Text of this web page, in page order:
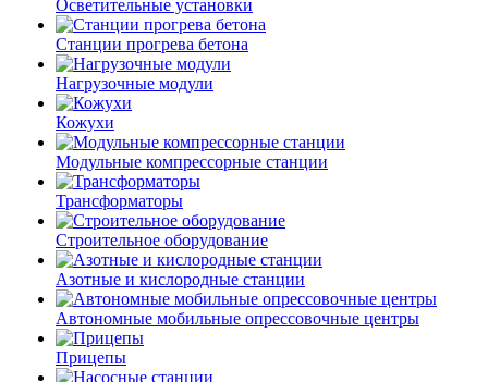
Осветительные установки
Станции прогрева бетона
Нагрузочные модули
Кожухи
Модульные компрессорные станции
Трансформаторы
Строительное оборудование
Азотные и кислородные станции
Автономные мобильные опрессовочные центры
Прицепы